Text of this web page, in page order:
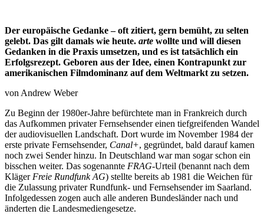
Der europäische Gedanke – oft zitiert, gern bemüht, zu selten
gelebt. Das gilt damals wie heute. arte wollte und will diesen
Gedanken in die Praxis umsetzen, und es ist tatsächlich ein
Erfolgsrezept. Geboren aus der Idee, einen Kontrapunkt zur
amerikanischen Filmdominanz auf dem Weltmarkt zu setzen.
von Andrew Weber
Zu Beginn der 1980er-Jahre befürchtete man in Frankreich durch
das Aufkommen privater Fernsehsender einen tiefgreifenden Wandel
der audiovisuellen Landschaft. Dort wurde im November 1984 der
erste private Fernsehsender, Canal+, gegründet, bald darauf kamen
noch zwei Sender hinzu. In Deutschland war man sogar schon ein
bisschen weiter. Das sogenannte FRAG-Urteil (benannt nach dem
Kläger Freie Rundfunk AG) stellte bereits ab 1981 die Weichen für
die Zulassung privater Rundfunk- und Fernsehsender im Saarland.
Infolgedessen zogen auch alle anderen Bundesländer nach und
änderten die Landesmediengesetze.